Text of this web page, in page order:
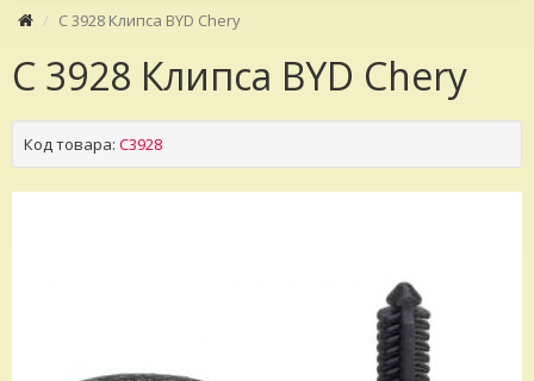
C 3928 Клипса BYD Chery
C 3928 Клипса BYD Chery
Код товара: C3928